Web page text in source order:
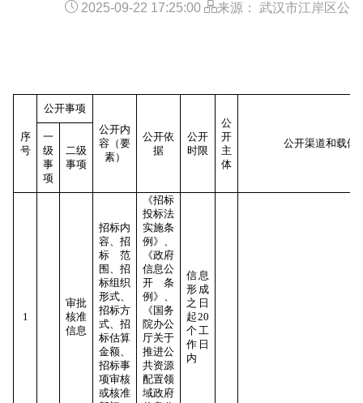
2025-09-22 17:25:00 来源： 武汉市江岸区公
序
号
公开事项
公开内
容（要
素）
公开依
据
公开
时限
公
开
主
体
公开渠道和载体
一
级
事
项
二级
事项
1
审批
核准
信息
招标内
容、招
标范
围、招
标组织
形式、
招标方
式、招
标估算
金额、
招标事
项审核
或核准
《招标
投标法
实施条
例》、
《政府
信息公
开条
例》、
《国务
院办公
厅关于
推进公
共资源
配置领
域政府
信息
形成
之日
起20
个工
作日
内